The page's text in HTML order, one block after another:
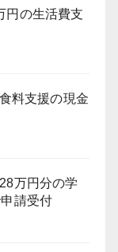
円の生活費支
料支援の現金
万円分の学
請受付